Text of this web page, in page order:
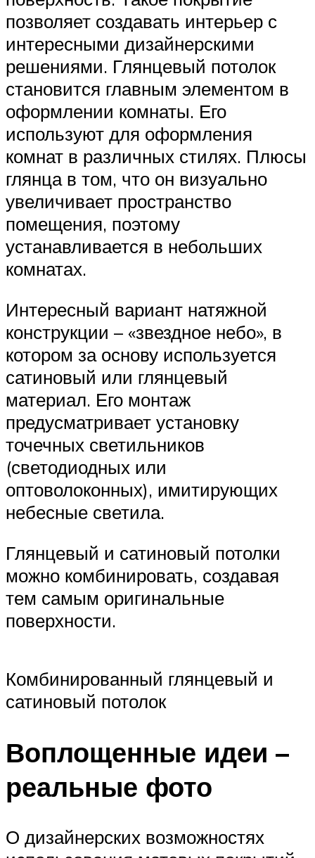
позволяет создавать интерьер с
интересными дизайнерскими
решениями. Глянцевый потолок
становится главным элементом в
оформлении комнаты. Его
используют для оформления
комнат в различных стилях. Плюсы
глянца в том, что он визуально
увеличивает пространство
помещения, поэтому
устанавливается в небольших
комнатах.
Интересный вариант натяжной
конструкции – «звездное небо», в
котором за основу используется
сатиновый или глянцевый
материал. Его монтаж
предусматривает установку
точечных светильников
(светодиодных или
оптоволоконных), имитирующих
небесные светила.
Глянцевый и сатиновый потолки
можно комбинировать, создавая
тем самым оригинальные
поверхности.
Комбинированный глянцевый и
сатиновый потолок
Воплощенные идеи –
реальные фото
О дизайнерских возможностях